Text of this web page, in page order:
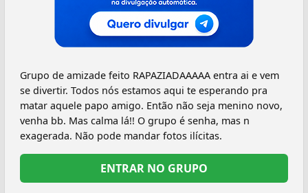
Grupo de amizade feito RAPAZIADAAAAA entra ai e vem
se divertir. Todos nós estamos aqui te esperando pra
matar aquele papo amigo. Então não seja menino novo,
venha bb. Mas calma lá!! O grupo é senha, mas n
exagerada. Não pode mandar fotos ilícitas.
ENTRAR NO GRUPO